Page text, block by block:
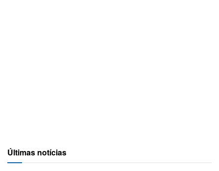
Últimas notícias